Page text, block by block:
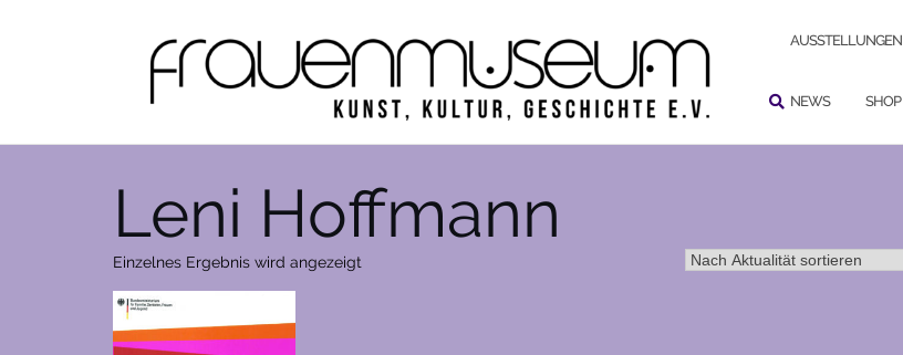
AUSSTELLUNGEN
NEWS SHOP
Leni Hoffmann
Einzelnes Ergebnis wird angezeigt